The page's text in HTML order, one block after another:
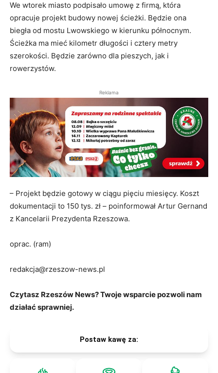
We wtorek miasto podpisało umowę z firmą, która
opracuje projekt budowy nowej ścieżki. Będzie ona
biegła od mostu Lwowskiego w kierunku północnym.
Ścieżka ma mieć kilometr długości i cztery metry
szerokości. Będzie zarówno dla pieszych, jak i
rowerzystów.
Reklama
– Projekt będzie gotowy w ciągu pięciu miesięcy. Koszt
dokumentacji to 150 tys. zł – poinformował Artur Gernand
z Kancelarii Prezydenta Rzeszowa.
oprac. (ram)
redakcja@rzeszow-news.pl
Czytasz Rzeszów News? Twoje wsparcie pozwoli nam
działać sprawniej.
Postaw kawę za: